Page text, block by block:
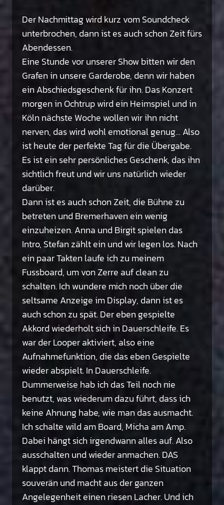
Der Nachmittag wird kurz vom Soundcheck
unterbrochen, dann ist es auch schon Zeit fürs
Abendessen.
Eine Stunde vor unserer Show bitten wir den
Grafen in unsere Garderobe, denn wir haben
ein Abschiedsgeschenk für ihn. Das Konzert
morgen in Ochtrup wird ein Heimspiel und in
Köln nächste Woche wollen wir ihn nicht
nerven, das wird wohl emotional genug… Also
ist heute der perfekte Tag für die Übergabe.
Es ist ein sehr persönliches Geschenk, das ihn
sichtlich freut und wir uns natürlich wieder
darüber.
Dann ist es auch schon Zeit, die Bühne zu
betreten und Bremerhaven ein wenig
einzuheizen. Anna und Birgit spielen das
Intro, Stefan zählt ein und wir legen los. Nach
ein paar Takten laufe ich zu meinem
Fussboard, um von Zerre auf clean zu
schalten. Ich wundere mich noch über die
seltsame Anzeige im Display, dann ist es
auch schon zu spät. Der eben gespielte
Akkord wiederholt sich in Dauerschleife. Es
war der Looper aktiviert, also eine
Aufnahmefunktion, die das eben Gespielte
wieder abspielt. In Dauerschleife.
Dummerweise hab ich das Teil noch nie
benutzt, was wiederum dazu führt, dass ich
keine Ahnung habe, wie man das ausmacht.
Ich schalte wild am Board, Micha am Amp.
Dabei hängt sich irgendwann alles auf. Also
ausschalten und wieder anmachen. DAS
klappt dann. Thomas meistert die Situation
souverän und macht aus der ganzen
Angelegenheit einen riesen Lacher. Und ich